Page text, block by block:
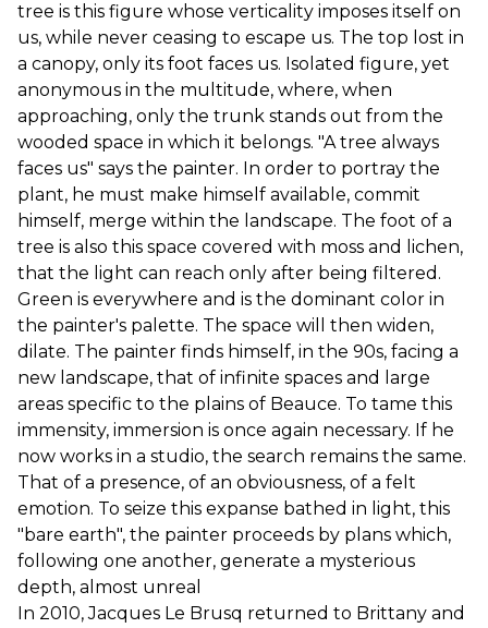
tree is this figure whose verticality imposes itself on
us, while never ceasing to escape us. The top lost in
a canopy, only its foot faces us. Isolated figure, yet
anonymous in the multitude, where, when
approaching, only the trunk stands out from the
wooded space in which it belongs. "A tree always
faces us" says the painter. In order to portray the
plant, he must make himself available, commit
himself, merge within the landscape. The foot of a
tree is also this space covered with moss and lichen,
that the light can reach only after being filtered.
Green is everywhere and is the dominant color in
the painter's palette. The space will then widen,
dilate. The painter finds himself, in the 90s, facing a
new landscape, that of infinite spaces and large
areas specific to the plains of Beauce. To tame this
immensity, immersion is once again necessary. If he
now works in a studio, the search remains the same.
That of a presence, of an obviousness, of a felt
emotion. To seize this expanse bathed in light, this
"bare earth", the painter proceeds by plans which,
following one another, generate a mysterious
depth, almost unreal
In 2010, Jacques Le Brusq returned to Brittany and